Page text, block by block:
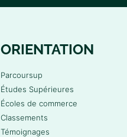
ORIENTATION
Parcoursup
Études Supérieures
Écoles de commerce
Classements
Témoignages